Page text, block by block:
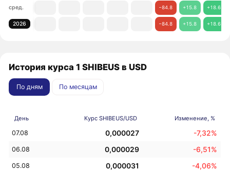
сред. −84.8 +15.8 +18.6
2026 −84.8 +15.8 +18.6
История курса 1 SHIBEUS в USD
По дням По месяцам
День Курс SHIBEUS/USD Изменение, %
07.08 0,000027 -7,32%
06.08 0,000029 -6,51%
05.08 0,000031 -4,06%